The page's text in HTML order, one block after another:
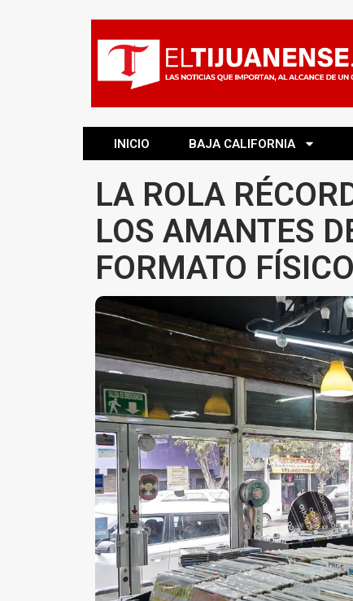
INICIO BAJA CALIFORNIA
LA ROLA
LOS AMANTES
FORMATO FÍSICO